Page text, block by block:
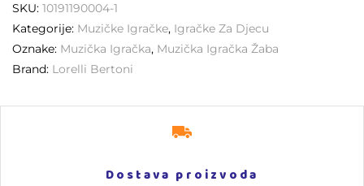
SKU: 10191190004-1
Kategorije: Muzičke Igračke, Igračke Za Djecu
Oznake: Muzička Igračka, Muzička Igračka Žaba
Brand: Lorelli Bertoni
Dostava proizvoda